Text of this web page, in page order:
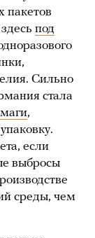
пакетов
под
Сильно
стала
,
если
выбросы
среды, чем